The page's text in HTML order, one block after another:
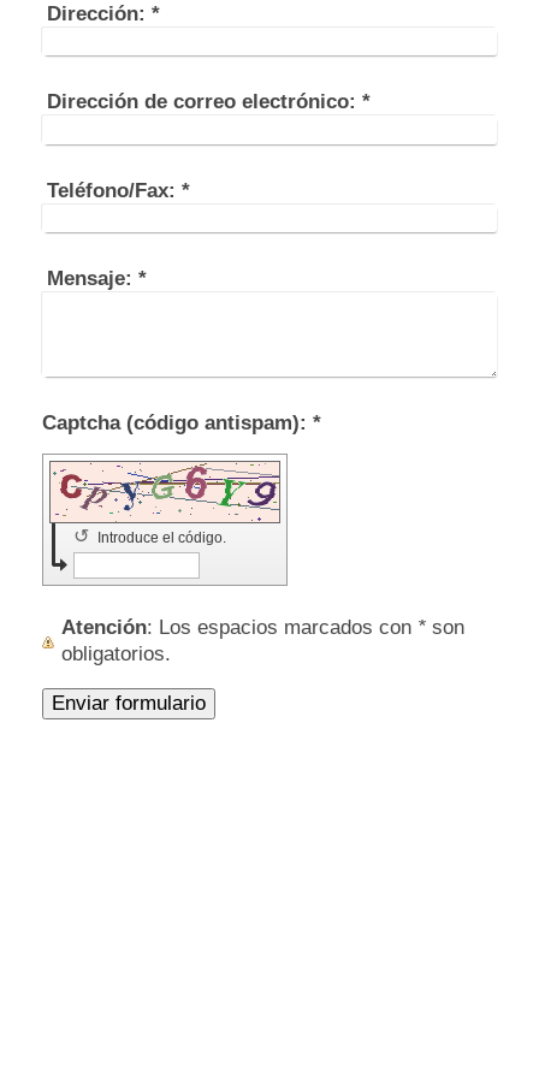
Dirección: *
Dirección de correo electrónico: *
Teléfono/Fax: *
Mensaje: *
Captcha (código antispam): *
Introduce el código.
↺
Atención : Los espacios marcados con * son
obligatorios.